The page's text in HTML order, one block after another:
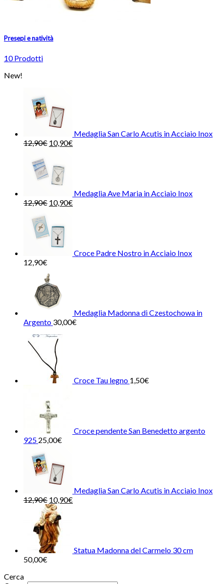
Presepi e natività
10 Prodotti
New!
Medaglia San Carlo Acutis in Acciaio Inox
12,90€ 10,90€
Medaglia Ave Maria in Acciaio Inox
12,90€ 10,90€
Croce Padre Nostro in Acciaio Inox
12,90€
Medaglia Madonna di Czestochowa in
Argento 30,00€
Croce Tau legno 1,50€
Croce pendente San Benedetto argento
925 25,00€
Medaglia San Carlo Acutis in Acciaio Inox
12,90€ 10,90€
Statua Madonna del Carmelo 30 cm
50,00€
Cerca